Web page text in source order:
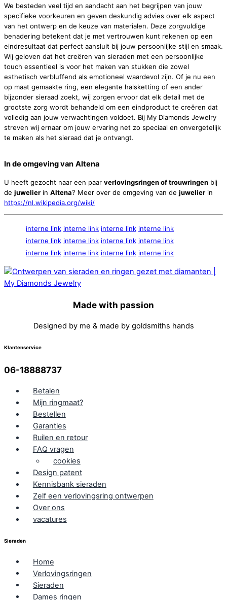
We besteden veel tijd en aandacht aan het begrijpen van jouw
specifieke voorkeuren en geven deskundig advies over elk aspect
van het ontwerp en de keuze van materialen. Deze zorgvuldige
benadering betekent dat je met vertrouwen kunt rekenen op een
eindresultaat dat perfect aansluit bij jouw persoonlijke stijl en smaak.
Wij geloven dat het creëren van sieraden met een persoonlijke
touch essentieel is voor het maken van stukken die zowel
esthetisch verbluffend als emotioneel waardevol zijn. Of je nu een
op maat gemaakte ring, een elegante halsketting of een ander
bijzonder sieraad zoekt, wij zorgen ervoor dat elk detail met de
grootste zorg wordt behandeld om een eindproduct te creëren dat
volledig aan jouw verwachtingen voldoet. Bij My Diamonds Jewelry
streven wij ernaar om jouw ervaring net zo speciaal en onvergetelijk
te maken als het sieraad dat je ontvangt.
In de omgeving van Altena
U heeft gezocht naar een paar verlovingsringen of trouwringen bij
de juwelier in Altena? Meer over de omgeving van de juwelier in
https://nl.wikipedia.org/wiki/
interne link interne link interne link interne link
interne link interne link interne link interne link
interne link interne link interne link interne link
Made with passion
Designed by me & made by goldsmiths hands
Klantenservice
06-18888737
Betalen
Mijn ringmaat?
Bestellen
Garanties
Ruilen en retour
FAQ vragen
cookies
Design patent
Kennisbank sieraden
Zelf een verlovingsring ontwerpen
Over ons
vacatures
Sieraden
Home
Verlovingsringen
Sieraden
Dames ringen